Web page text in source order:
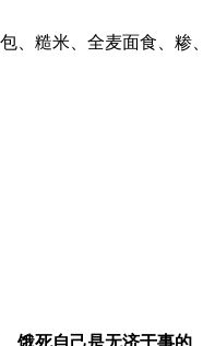
、糙米、全麦面食、